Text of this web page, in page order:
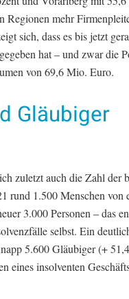
Regionen mehr
sich, dass es bis jetzt
hat – und zwar die
von 69,6 Mio. Euro.
Gläubiger
zuletzt auch die Zahl der
rund 1.500 Menschen von
3.000 Personen – das
selbst. Ein
5.600 Gläubiger (+
eines insolventen